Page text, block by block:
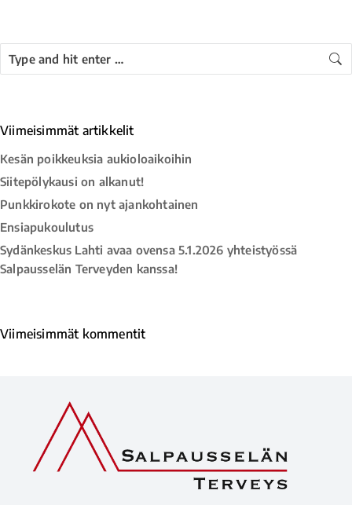
Viimeisimmät artikkelit
Kesän poikkeuksia aukioloaikoihin
Siitepölykausi on alkanut!
Punkkirokote on nyt ajankohtainen
Ensiapukoulutus
Sydänkeskus Lahti avaa ovensa 5.1.2026 yhteistyössä
Salpausselän Terveyden kanssa!
Viimeisimmät kommentit